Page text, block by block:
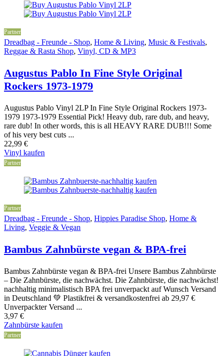
Partner
Dreadbag - Freunde - Shop, Home & Living, Music & Festivals,
Reggae & Rasta Shop, Vinyl, CD & MP3
Augustus Pablo In Fine Style Original
Rockers 1973-1979
Augustus Pablo Vinyl 2LP In Fine Style Original Rockers 1973-
1979 1973-1979 Essential Pick! Heavy dub, rare dub, and heavy,
rare dub! In other words, this is all HEAVY RARE DUB!!! Some
of his very best cuts ...
22,99 €
Vinyl kaufen
Partner
Partner
Dreadbag - Freunde - Shop, Hippies Paradise Shop, Home &
Living, Veggie & Vegan
Bambus Zahnbürste vegan & BPA-frei
Bambus Zahnbürste vegan & BPA-frei Unsere Bambus Zahnbürste
– Die Zahnbürste, die nachwächst. Die Zahnbürste, die nachwächst!
nachhaltig minimalistisch BPA frei unverpackt auf Wunsch Versand
in Deutschland 💚 Plastikfrei & versandkostenfrei ab 29,97 €
Unverpackter Versand ...
3,97 €
Zahnbürste kaufen
Partner